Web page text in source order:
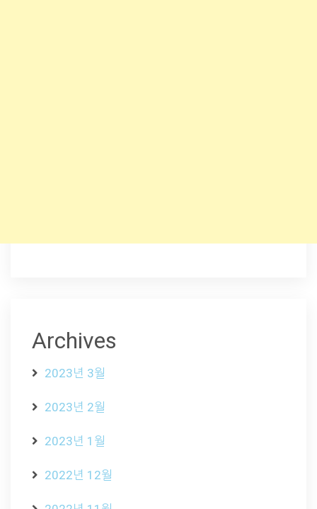
Archives
2023년 3월
2023년 2월
2023년 1월
2022년 12월